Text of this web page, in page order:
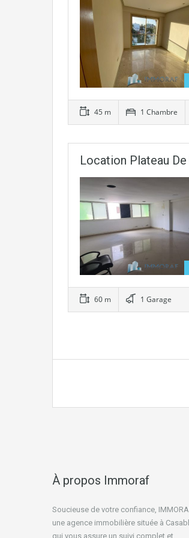
45 m 1 Chambre
Location Plateau
60 m 1 Garage
À propos Immoraf
Soucieuse de votre confiance,
une agence immobilière située à
qui vous assure un suivi complet et